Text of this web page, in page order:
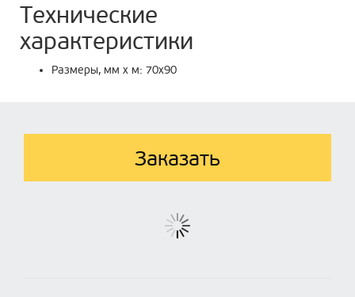
Технические
характеристики
Размеры, мм х м: 70х90
Заказать